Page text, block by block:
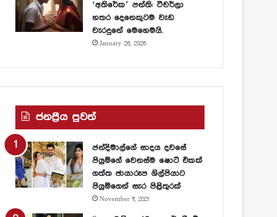
‘අතිරේක’ පන්ති: ටීචර්ලා
හතර දෙනෙකුටම වැඩ
වැරදුනේ මෙහෙමයි.
January 26, 2026
ජනප්‍රීය පුවත්
ජන්දිමාල්ගේ සාදය දවසේ
පියුමිගේ වෙනස්ම ෂොට් එකක්
ගත්ත ඡායාරූප ශිල්පියාට
පියුමිගෙන් සැර පිළිතුරක්
November 11, 2021